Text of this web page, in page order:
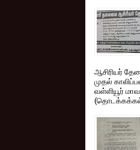
ஆசிரியர்
முதல்
வள்ளியூர்